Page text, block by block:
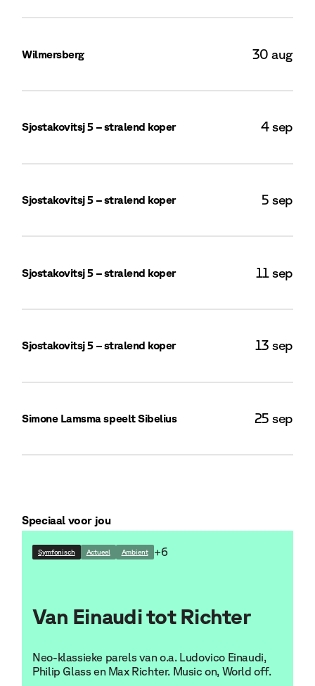
Wilmersberg 30 aug
Sjostakovitsj 5 – stralend koper 4 sep
Sjostakovitsj 5 – stralend koper 5 sep
Sjostakovitsj 5 – stralend koper 11 sep
Sjostakovitsj 5 – stralend koper 13 sep
Simone Lamsma speelt Sibelius 25 sep
Speciaal voor jou
Symfonisch Actueel Ambient +6
Van Einaudi tot Richter
Neo-klassieke parels van o.a. Ludovico Einaudi,
Philip Glass en Max Richter. Music on, World off.